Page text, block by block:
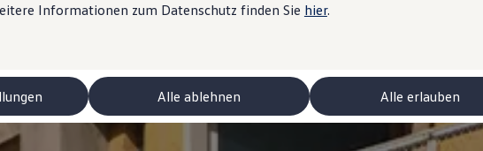
Informationen zum Datenschutz finden Sie hier.
Alle erlauben
Alle ablehnen